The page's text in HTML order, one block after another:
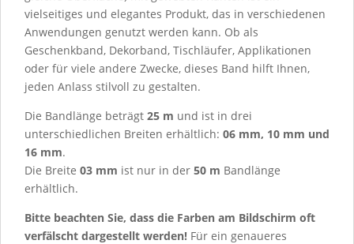
vielseitiges und elegantes Produkt, das in verschiedenen
Anwendungen genutzt werden kann. Ob als
Geschenkband, Dekorband, Tischläufer, Applikationen
oder für viele andere Zwecke, dieses Band hilft Ihnen,
jeden Anlass stilvoll zu gestalten.
Die Bandlänge beträgt 25 m und ist in drei
unterschiedlichen Breiten erhältlich: 06 mm, 10 mm und
16 mm.
Die Breite 03 mm ist nur in der 50 m Bandlänge
erhältlich.
Bitte beachten Sie, dass die Farben am Bildschirm oft
verfälscht dargestellt werden! Für ein genaueres